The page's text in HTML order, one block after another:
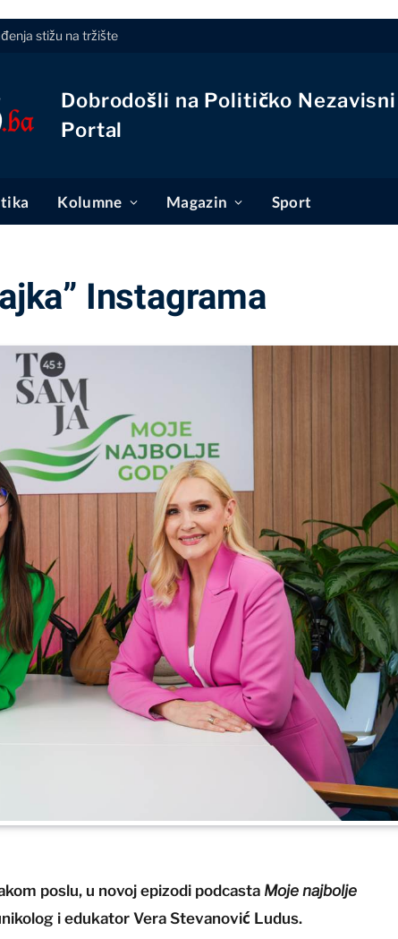
stižu na tržište
Dobrodošli na Političko
Portal
Kolumne Magazin Sport
Instagrama
poslu, u novoj epizodi podcasta Moje najbolje
i edukator Vera Stevanović Ludus.